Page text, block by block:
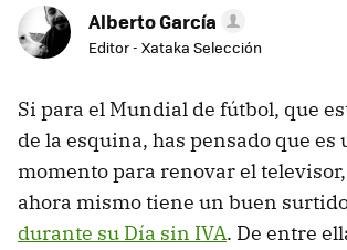
Alberto García
Editor - Xataka Selección
Si para el Mundial de fútbol, que
de la esquina, has pensado que es
momento para renovar el
ahora mismo tiene un buen
durante su Día sin IVA. De entre